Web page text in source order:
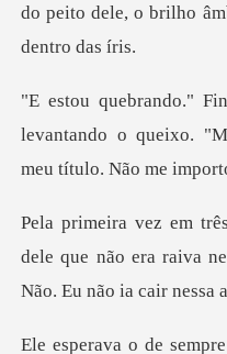
do peito dele, o brilho
levantando o queixo.
dele que não era raiva